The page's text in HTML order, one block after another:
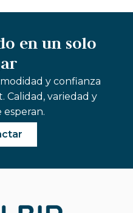
en un solo
y confianza
Calidad, variedad y